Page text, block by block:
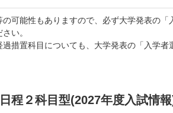
可能性もありますので、必ず大学発表の「
い。
措置科目についても、大学発表の「入学者
程２科目型(2027年度入試情